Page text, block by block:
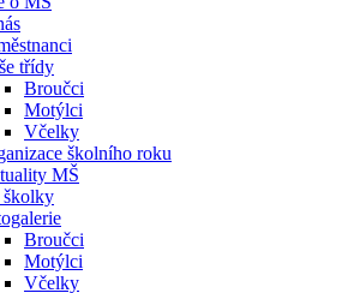
třídy
Broučci
Motýlci
Včelky
školního roku
MŠ
školky
Broučci
Motýlci
Včelky